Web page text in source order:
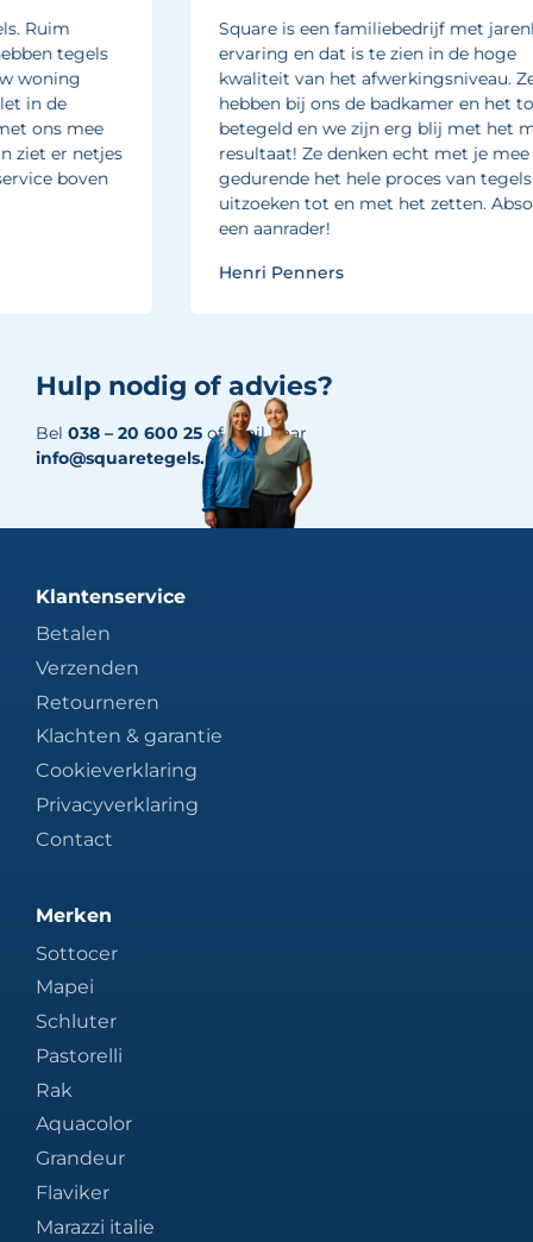
Square is een familiebedrijf met jarenlange
ervaring en dat is te zien in de hoge
kwaliteit van het afwerkingsniveau. Ze
hebben bij ons de badkamer en het toilet
betegeld en we zijn erg blij met het mooie
resultaat! Ze denken echt met je mee
gedurende het hele proces van tegels
uitzoeken tot en met het zetten. Absoluut
Hulp nodig of advies?
Bel 038 – 20 600 25 of mail naar
info@squaretegels.nl
Klantenservice
Betalen
Verzenden
Retourneren
Klachten & garantie
Cookieverklaring
Privacyverklaring
Contact
Merken
Sottocer
Mapei
Schluter
Pastorelli
Rak
Aquacolor
Grandeur
Flaviker
Marazzi italie